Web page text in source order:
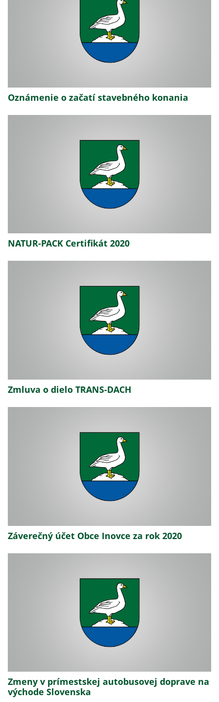
Oznámenie o začatí stavebného konania
NATUR-PACK Certifikát 2020
Zmluva o dielo TRANS-DACH
Záverečný účet Obce Inovce za rok 2020
Zmeny v prímestskej autobusovej doprave na
východe Slovenska